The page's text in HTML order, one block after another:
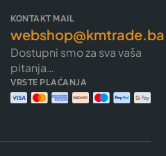
KONTAKT MAIL
webshop@kmtrade.ba
Dostupni smo za sva vaša
pitanja…
VRSTE PLAĆANJA